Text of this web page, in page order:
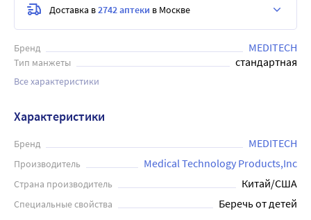
Бренд MEDITECH
Тип манжеты стандартная
Все характеристики
Доставка в2742 аптеки в Москве
Характеристики
Бренд MEDITECH
Производитель Medical Technology Products,Inc
Страна производитель Китай/США
Специальные свойства Беречь от детей